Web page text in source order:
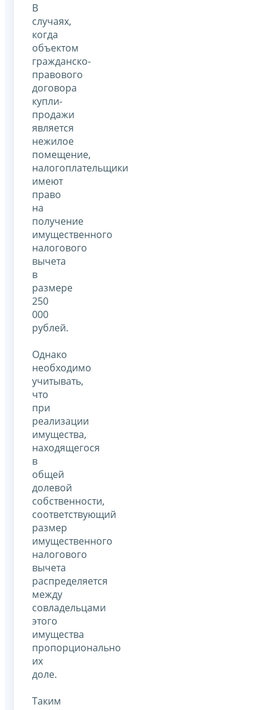
В
случаях,
когда
объектом
гражданско-
правового
договора
купли-
продажи
является
нежилое
помещение,
налогоплательщики
имеют
право
на
получение
имущественного
налогового
вычета
в
размере
250
000
рублей.
Однако
необходимо
учитывать,
что
при
реализации
имущества,
находящегося
в
общей
долевой
собственности,
соответствующий
размер
имущественного
налогового
вычета
распределяется
между
совладельцами
этого
имущества
пропорционально
их
доле.
Таким